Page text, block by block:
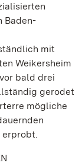
Baden-
mit
Weikersheim
bald drei
gerodet
mögliche
erprobt.